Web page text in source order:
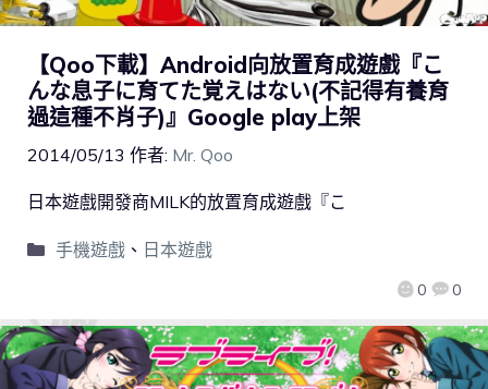
【Qoo下載】Android向放置育成遊戲『こ
んな息子に育てた覚えはない(不記得有養育
過這種不肖子)』Google play上架
2014/05/13 作者: Mr. Qoo
0 0
日本遊戲開發商MILK的放置育成遊戲『こ
手機遊戲、 日本遊戲